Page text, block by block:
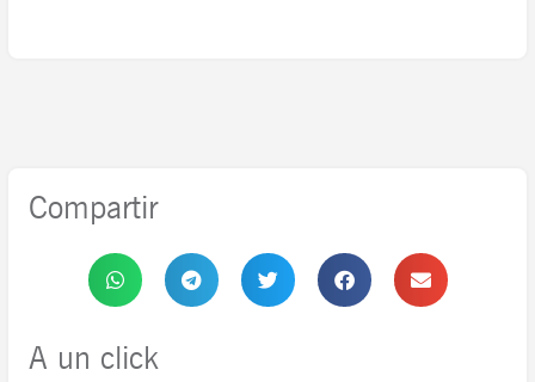
Compartir
A un click